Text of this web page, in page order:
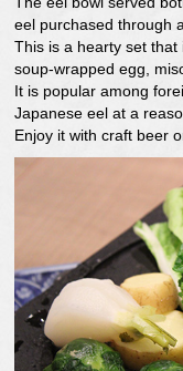
eel purchased through
This is a hearty set
soup-wrapped egg,
It is popular among
Japanese eel at a
Enjoy it with craft beer